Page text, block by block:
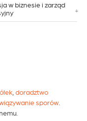
w biznesie i zarząd
doradztwo
sporów